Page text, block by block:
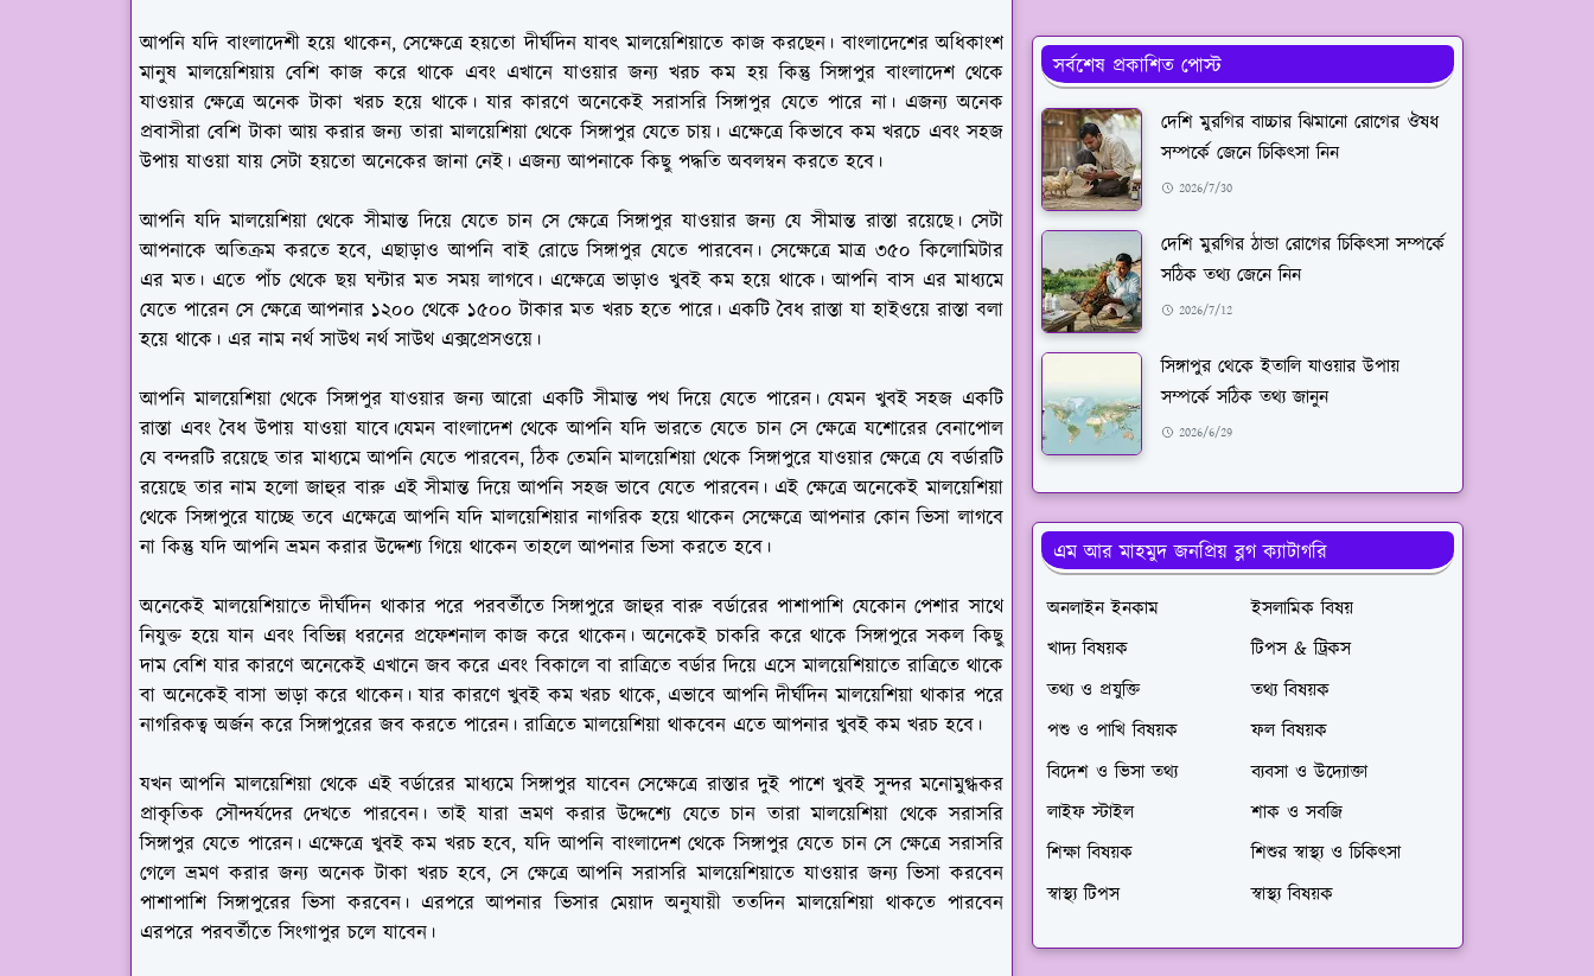
আপনি যদি বাংলাদেশী হয়ে থাকেন, সেক্ষেত্রে হয়তো দীর্ঘদিন যাবৎ মালয়েশিয়াতে কাজ করছেন। বাংলাদেশের অধিকাংশ
মানুষ মালয়েশিয়ায় বেশি কাজ করে থাকে এবং এখানে যাওয়ার জন্য খরচ কম হয় কিন্তু সিঙ্গাপুর বাংলাদেশ থেকে
যাওয়ার ক্ষেত্রে অনেক টাকা খরচ হয়ে থাকে। যার কারণে অনেকেই সরাসরি সিঙ্গাপুর যেতে পারে না। এজন্য অনেক
প্রবাসীরা বেশি টাকা আয় করার জন্য তারা মালয়েশিয়া থেকে সিঙ্গাপুর যেতে চায়। এক্ষেত্রে কিভাবে কম খরচে এবং সহজ
উপায় যাওয়া যায় সেটা হয়তো অনেকের জানা নেই। এজন্য আপনাকে কিছু পদ্ধতি অবলম্বন করতে হবে।
আপনি যদি মালয়েশিয়া থেকে সীমান্ত দিয়ে যেতে চান সে ক্ষেত্রে সিঙ্গাপুর যাওয়ার জন্য যে সীমান্ত রাস্তা রয়েছে। সেটা
আপনাকে অতিক্রম করতে হবে, এছাড়াও আপনি বাই রোডে সিঙ্গাপুর যেতে পারবেন। সেক্ষেত্রে মাত্র ৩৫০ কিলোমিটার
এর মত। এতে পাঁচ থেকে ছয় ঘন্টার মত সময় লাগবে। এক্ষেত্রে ভাড়াও খুবই কম হয়ে থাকে। আপনি বাস এর মাধ্যমে
যেতে পারেন সে ক্ষেত্রে আপনার ১২০০ থেকে ১৫০০ টাকার মত খরচ হতে পারে। একটি বৈধ রাস্তা যা হাইওয়ে রাস্তা বলা
হয়ে থাকে। এর নাম নর্থ সাউথ নর্থ সাউথ এক্সপ্রেসওয়ে।
আপনি মালয়েশিয়া থেকে সিঙ্গাপুর যাওয়ার জন্য আরো একটি সীমান্ত পথ দিয়ে যেতে পারেন। যেমন খুবই সহজ একটি
রাস্তা এবং বৈধ উপায় যাওয়া যাবে।যেমন বাংলাদেশ থেকে আপনি যদি ভারতে যেতে চান সে ক্ষেত্রে যশোরের বেনাপোল
যে বন্দরটি রয়েছে তার মাধ্যমে আপনি যেতে পারবেন, ঠিক তেমনি মালয়েশিয়া থেকে সিঙ্গাপুরে যাওয়ার ক্ষেত্রে যে বর্ডারটি
রয়েছে তার নাম হলো জাহুর বারু এই সীমান্ত দিয়ে আপনি সহজ ভাবে যেতে পারবেন। এই ক্ষেত্রে অনেকেই মালয়েশিয়া
থেকে সিঙ্গাপুরে যাচ্ছে তবে এক্ষেত্রে আপনি যদি মালয়েশিয়ার নাগরিক হয়ে থাকেন সেক্ষেত্রে আপনার কোন ভিসা লাগবে
না কিন্তু যদি আপনি ভ্রমন করার উদ্দেশ্য গিয়ে থাকেন তাহলে আপনার ভিসা করতে হবে।
অনেকেই মালয়েশিয়াতে দীর্ঘদিন থাকার পরে পরবর্তীতে সিঙ্গাপুরে জাহুর বারু বর্ডারের পাশাপাশি যেকোন পেশার সাথে
নিযুক্ত হয়ে যান এবং বিভিন্ন ধরনের প্রফেশনাল কাজ করে থাকেন। অনেকেই চাকরি করে থাকে সিঙ্গাপুরে সকল কিছু
দাম বেশি যার কারণে অনেকেই এখানে জব করে এবং বিকালে বা রাত্রিতে বর্ডার দিয়ে এসে মালয়েশিয়াতে রাত্রিতে থাকে
বা অনেকেই বাসা ভাড়া করে থাকেন। যার কারণে খুবই কম খরচ থাকে, এভাবে আপনি দীর্ঘদিন মালয়েশিয়া থাকার পরে
নাগরিকত্ব অর্জন করে সিঙ্গাপুরের জব করতে পারেন। রাত্রিতে মালয়েশিয়া থাকবেন এতে আপনার খুবই কম খরচ হবে।
যখন আপনি মালয়েশিয়া থেকে এই বর্ডারের মাধ্যমে সিঙ্গাপুর যাবেন সেক্ষেত্রে রাস্তার দুই পাশে খুবই সুন্দর মনোমুগ্ধকর
প্রাকৃতিক সৌন্দর্যদের দেখতে পারবেন। তাই যারা ভ্রমণ করার উদ্দেশ্যে যেতে চান তারা মালয়েশিয়া থেকে সরাসরি
সিঙ্গাপুর যেতে পারেন। এক্ষেত্রে খুবই কম খরচ হবে, যদি আপনি বাংলাদেশ থেকে সিঙ্গাপুর যেতে চান সে ক্ষেত্রে সরাসরি
গেলে ভ্রমণ করার জন্য অনেক টাকা খরচ হবে, সে ক্ষেত্রে আপনি সরাসরি মালয়েশিয়াতে যাওয়ার জন্য ভিসা করবেন
পাশাপাশি সিঙ্গাপুরের ভিসা করবেন। এরপরে আপনার ভিসার মেয়াদ অনুযায়ী ততদিন মালয়েশিয়া থাকতে পারবেন
এরপরে পরবর্তীতে সিংগাপুর চলে যাবেন।
সর্বশেষ প্রকাশিত পোস্ট
দেশি মুরগির বাচ্চার ঝিমানো রোগের ঔষধ
সম্পর্কে জেনে চিকিৎসা নিন
2026/7/30
দেশি মুরগির ঠান্ডা রোগের চিকিৎসা সম্পর্কে
সঠিক তথ্য জেনে নিন
2026/7/12
সিঙ্গাপুর থেকে ইতালি যাওয়ার উপায়
সম্পর্কে সঠিক তথ্য জানুন
2026/6/29
এম আর মাহমুদ জনপ্রিয় ব্লগ ক্যাটাগরি
অনলাইন ইনকাম
ইসলামিক বিষয়
খাদ্য বিষয়ক
টিপস & ট্রিকস
তথ্য ও প্রযুক্তি
তথ্য বিষয়ক
পশু ও পাখি বিষয়ক
ফল বিষয়ক
বিদেশ ও ভিসা তথ্য
ব্যবসা ও উদ্যোক্তা
লাইফ স্টাইল
শাক ও সবজি
শিক্ষা বিষয়ক
শিশুর স্বাস্থ্য ও চিকিৎসা
স্বাস্থ্য টিপস
স্বাস্থ্য বিষয়ক